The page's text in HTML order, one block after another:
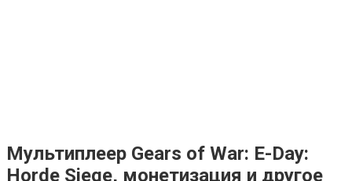
Мультиплеер Gears of War: E-Day:
Horde Siege, монетизация и другое